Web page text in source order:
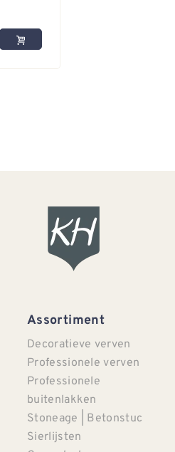
Assortiment
Decoratieve verven
Professionele verven
Professionele
buitenlakken
Stoneage | Betonstuc
Sierlijsten